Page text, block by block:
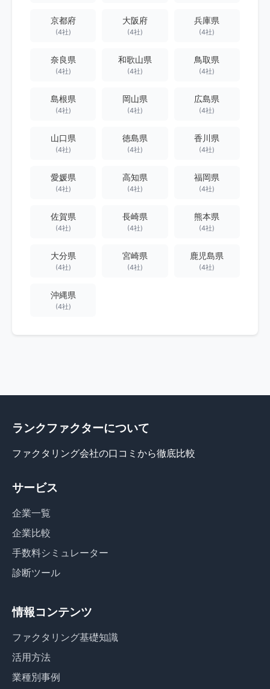
京都府
(4社)
大阪府
(4社)
兵庫県
(4社)
奈良県
(4社)
和歌山県
(4社)
鳥取県
(4社)
島根県
(4社)
岡山県
(4社)
広島県
(4社)
山口県
(4社)
徳島県
(4社)
香川県
(4社)
愛媛県
(4社)
高知県
(4社)
福岡県
(4社)
佐賀県
(4社)
長崎県
(4社)
熊本県
(4社)
大分県
(4社)
宮崎県
(4社)
鹿児島県
(4社)
沖縄県
(4社)
ランクファクターについて
ファクタリング会社の口コミから徹底比較
サービス
企業一覧
企業比較
手数料シミュレーター
診断ツール
情報コンテンツ
ファクタリング基礎知識
活用方法
業種別事例